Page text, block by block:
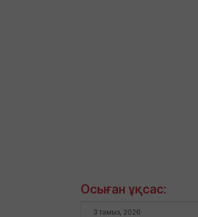
Осыған ұқсас:
3 тамыз, 2026